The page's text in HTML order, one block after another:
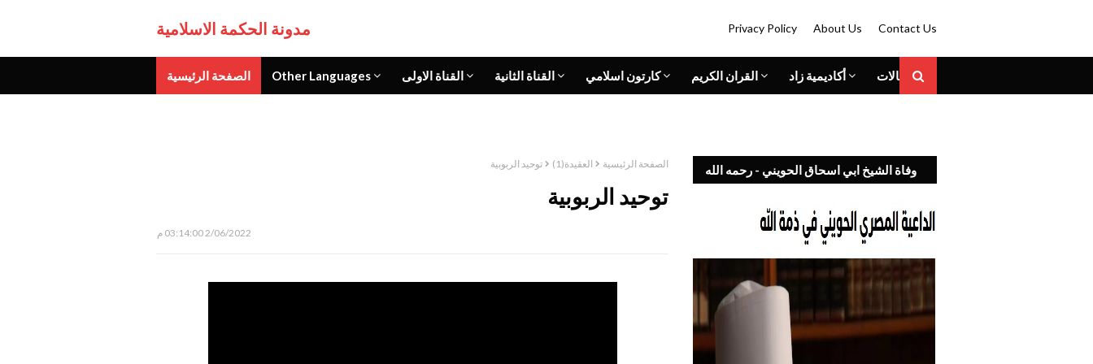
مدونة الحكمة الاسلامية Privacy Policy About Us Contact Us
الصفحة الرئيسية Other Languages القناة الاولى القناة الثانية كارتون اسلامي القران الكريم أكاديمية زاد المقالات
الصفحة الرئيسية العقيدة(1) توحيد الربوبية
توحيد الربوبية
2/06/2022 03:14:00 م
وفاة الشيخ ابي اسحاق الحويني - رحمه الله